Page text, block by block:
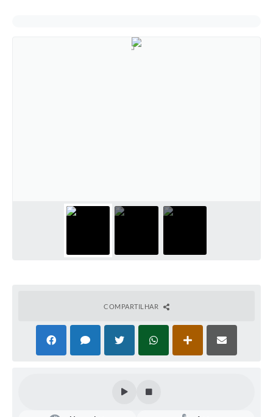
Sistema de Protocolo
Contratos
COMPARTILHAR